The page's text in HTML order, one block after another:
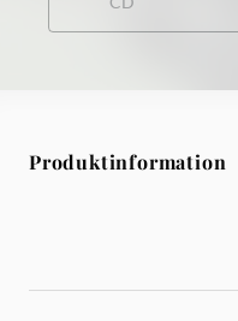
Produktinformation